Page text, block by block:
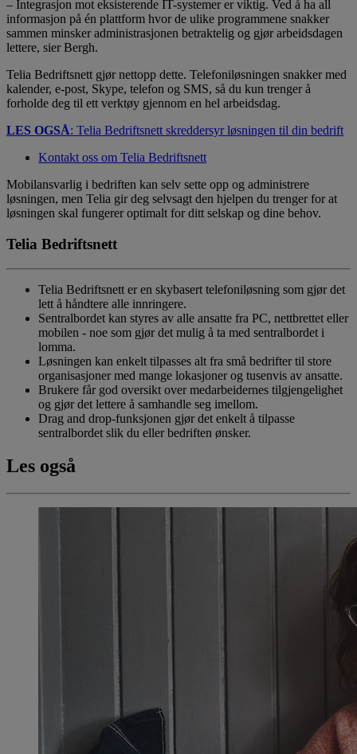
– Integrasjon mot eksisterende IT-systemer er viktig. Ved å ha all
informasjon på én plattform hvor de ulike programmene snakker
sammen minsker administrasjonen betraktelig og gjør arbeidsdagen
lettere, sier Bergh.
Telia Bedriftsnett gjør nettopp dette. Telefoniløsningen snakker med
kalender, e-post, Skype, telefon og SMS, så du kun trenger å
forholde deg til ett verktøy gjennom en hel arbeidsdag.
LES OGSÅ: Telia Bedriftsnett skreddersyr løsningen til din bedrift
Kontakt oss om Telia Bedriftsnett
Mobilansvarlig i bedriften kan selv sette opp og administrere
løsningen, men Telia gir deg selvsagt den hjelpen du trenger for at
løsningen skal fungerer optimalt for ditt selskap og dine behov.
Telia Bedriftsnett
Telia Bedriftsnett er en skybasert telefoniløsning som gjør det
lett å håndtere alle innringere.
Sentralbordet kan styres av alle ansatte fra PC, nettbrettet eller
mobilen - noe som gjør det mulig å ta med sentralbordet i
lomma.
Løsningen kan enkelt tilpasses alt fra små bedrifter til store
organisasjoner med mange lokasjoner og tusenvis av ansatte.
Brukere får god oversikt over medarbeidernes tilgjengelighet
og gjør det lettere å samhandle seg imellom.
Drag and drop-funksjonen gjør det enkelt å tilpasse
sentralbordet slik du eller bedriften ønsker.
Les også